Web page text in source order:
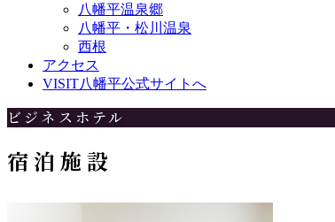
八幡平温泉郷
八幡平・松川温泉
西根
アクセス
VISIT八幡平公式サイトへ
ビジネスホテル
宿泊施設